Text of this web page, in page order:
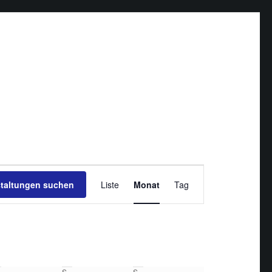
suchen
Ansichten-
Liste Monat Tag